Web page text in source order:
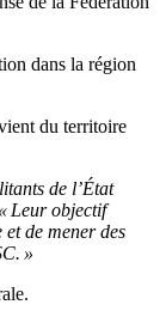
dans la région
du territoire
de l’État
« Leur objectif
de mener des
»